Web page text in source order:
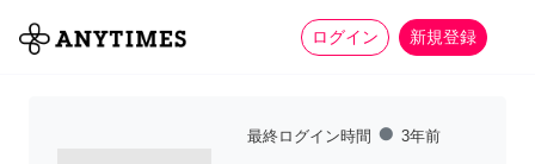
ログイン 新規登録
全て 家事 more_horiz
最終ログイン時間 fiber_manual_record 3年前